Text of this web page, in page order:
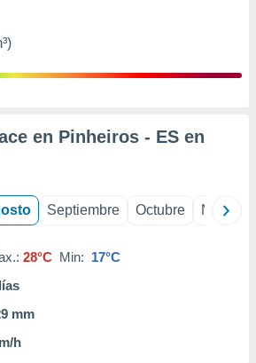
en Pinheiros - ES en
Septiembre Octubre
28°C Min: 17°C
mm
h